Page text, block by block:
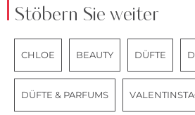
Stöbern Sie weiter
CHLOE BEAUTY DÜFTE
DÜFTE & PARFUMS